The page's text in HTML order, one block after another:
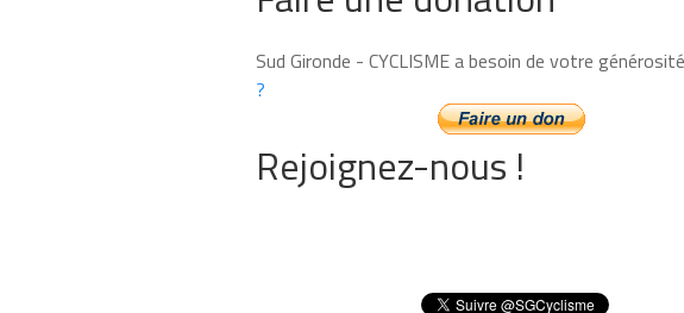
Sud Gironde - CYCLISME a besoin de votre
?
Rejoignez-nous !